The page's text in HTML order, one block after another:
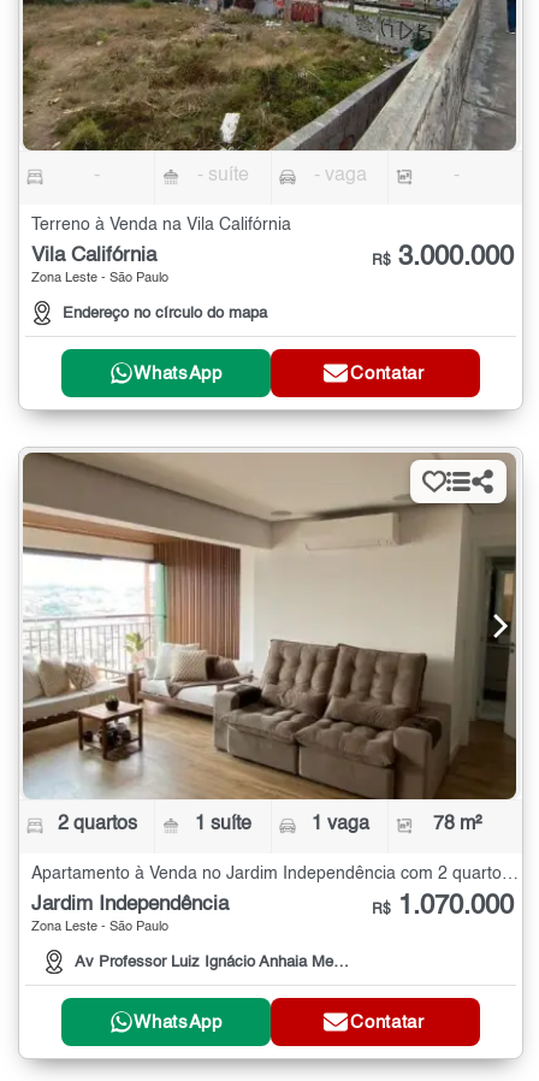
- - suíte - vaga -
Terreno à Venda na Vila Califórnia
Vila Califórnia
Zona Leste - São Paulo
Endereço no círculo do mapa
R$ 3.000.000
WhatsApp Contatar
2 quartos 1 suíte 1 vaga 78 m²
Apartamento à Venda no Jardim Independência com 2 quartos - 78 m²
Jardim Independência
Zona Leste - São Paulo
Av Professor Luiz Ignácio Anhaia Mello, 3660
R$ 1.070.000
WhatsApp Contatar